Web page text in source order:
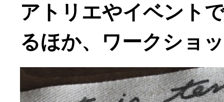
アトリエやイベント
るほか、ワークショ